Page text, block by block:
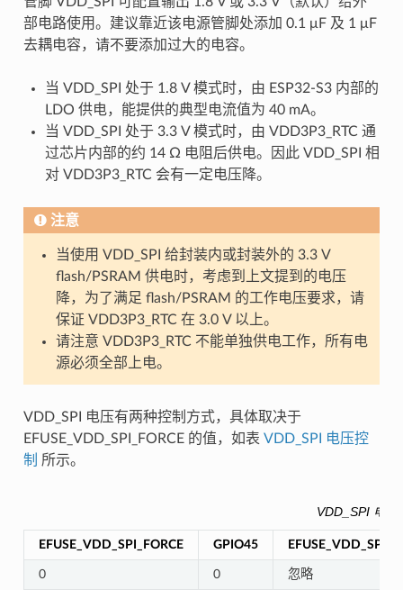
部电路使用。建议靠近该电源管脚处添加 0.1 μF 及 1 μF
去耦电容，请不要添加过大的电容。
当 VDD_SPI 处于 1.8 V 模式时，由 ESP32-S3 内部的
LDO 供电，能提供的典型电流值为 40 mA。
当 VDD_SPI 处于 3.3 V 模式时，由 VDD3P3_RTC 通
过芯片内部的约 14 Ω 电阻后供电。因此 VDD_SPI 相
对 VDD3P3_RTC 会有一定电压降。
注意
当使用 VDD_SPI 给封装内或封装外的 3.3 V
flash/PSRAM 供电时，考虑到上文提到的电压
降，为了满足 flash/PSRAM 的工作电压要求，请
保证 VDD3P3_RTC 在 3.0 V 以上。
请注意 VDD3P3_RTC 不能单独供电工作，所有电
源必须全部上电。
VDD_SPI 电压有两种控制方式，具体取决于
EFUSE_VDD_SPI_FORCE 的值，如表 VDD_SPI 电压控
制 所示。
VDD_SPI 电压
EFUSE_VDD_SPI_FORCE GPIO45
0 0 忽略